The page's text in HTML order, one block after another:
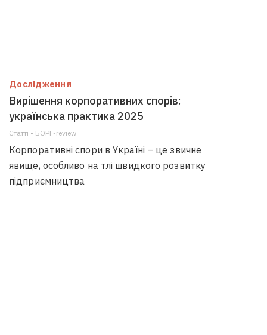
Дослідження
Вирішення корпоративних спорів:
українська практика 2025
Статті • БОРГ-review
Корпоративні спори в Україні – це звичне
явище, особливо на тлі швидкого розвитку
підприємництва